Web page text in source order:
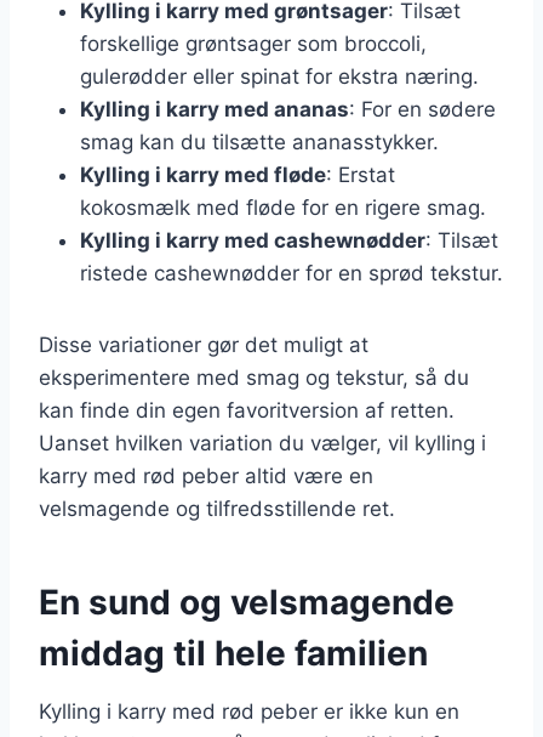
Kylling i karry med grøntsager: Tilsæt
forskellige grøntsager som broccoli,
gulerødder eller spinat for ekstra næring.
Kylling i karry med ananas: For en sødere
smag kan du tilsætte ananasstykker.
Kylling i karry med fløde: Erstat
kokosmælk med fløde for en rigere smag.
Kylling i karry med cashewnødder: Tilsæt
ristede cashewnødder for en sprød tekstur.
Disse variationer gør det muligt at
eksperimentere med smag og tekstur, så du
kan finde din egen favoritversion af retten.
Uanset hvilken variation du vælger, vil kylling i
karry med rød peber altid være en
velsmagende og tilfredsstillende ret.
En sund og velsmagende
middag til hele familien
Kylling i karry med rød peber er ikke kun en